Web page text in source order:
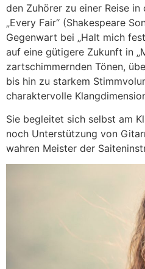
den Zuhörer zu einer Reise
„Every Fair“ (Shakespeare
Gegenwart bei „Halt mich
auf eine gütigere Zukunft in
zartschimmernden Tönen,
bis hin zu starkem
charaktervolle
Sie begleitet sich selbst am
noch Unterstützung von
wahren Meister der